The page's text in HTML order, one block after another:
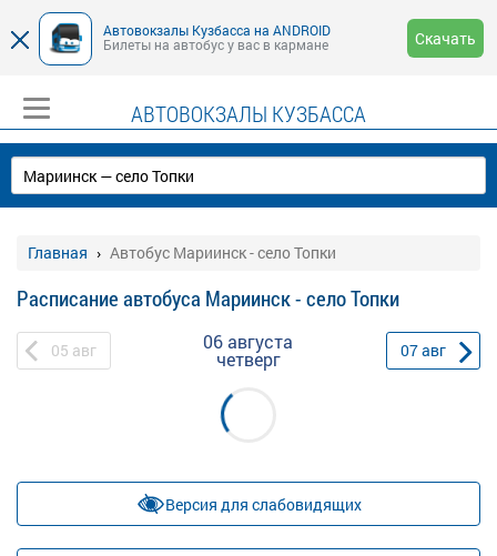
Автовокзалы Кузбасса на ANDROID
Билеты на автобус у вас в кармане
Скачать
АВТОВОКЗАЛЫ КУЗБАССА
Главная Автобус Мариинск - село Топки
Расписание автобуса Мариинск - село Топки
05 авг 06 августа
четверг 07авг
Версия для слабовидящих